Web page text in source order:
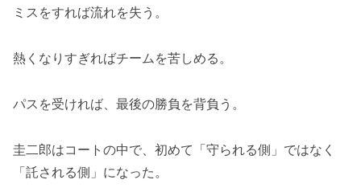
ミスをすれば流れを失う。
熱くなりすぎればチームを苦しめる。
パスを受ければ、最後の勝負を背負う。
圭二郎はコートの中で、初めて「守られる側」ではなく
「託される側」になった。